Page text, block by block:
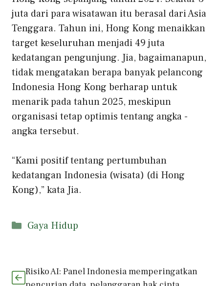
juta dari para wisatawan itu berasal dari Asia
Tenggara. Tahun ini, Hong Kong menaikkan
target keseluruhan menjadi 49 juta
kedatangan pengunjung. Jia, bagaimanapun,
tidak mengatakan berapa banyak pelancong
Indonesia Hong Kong berharap untuk
menarik pada tahun 2025, meskipun
organisasi tetap optimis tentang angka -
angka tersebut.
“Kami positif tentang pertumbuhan
kedatangan Indonesia (wisata) (di Hong
Kong),” kata Jia.
Kategori
Gaya Hidup
Risiko AI: Panel Indonesia memperingatkan